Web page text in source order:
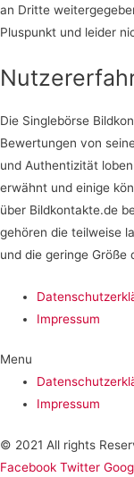
an Dritte
Pluspunkt und leider
Die Singlebörse
Bewertungen von
und Authentizität
erwähnt und einige
über Bildkontakte.de
gehören die teilweise
und die geringe Größe
Impressum
Menu
Impressum
© 2021 All rights
Facebook Twitter